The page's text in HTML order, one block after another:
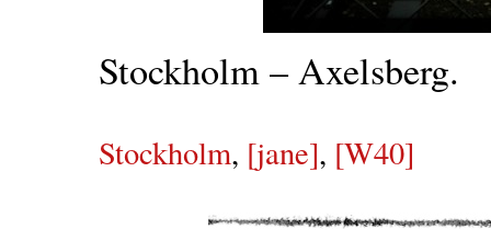
Stockholm – Axelsberg.
Stockholm, [jane], [W40]